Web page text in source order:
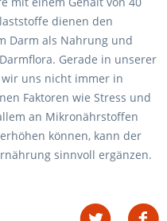
dienen den
Darm als Nahrung und
Gerade in unserer
uns nicht immer in
Faktoren wie Stress und
an Mikronährstoffen
können, kann der
sinnvoll ergänzen.